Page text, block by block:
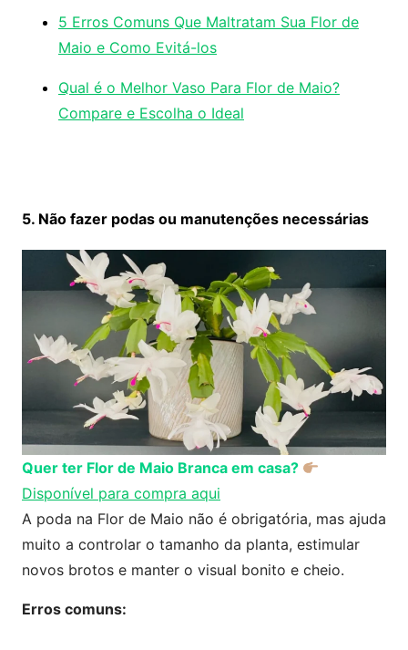
5 Erros Comuns Que Maltratam Sua Flor de
Maio e Como Evitá-los
Qual é o Melhor Vaso Para Flor de Maio?
Compare e Escolha o Ideal
5. Não fazer podas ou manutenções necessárias
Quer ter Flor de Maio Branca em casa?
Disponível para compra aqui
A poda na Flor de Maio não é obrigatória, mas ajuda
muito a controlar o tamanho da planta, estimular
novos brotos e manter o visual bonito e cheio.
Erros comuns: